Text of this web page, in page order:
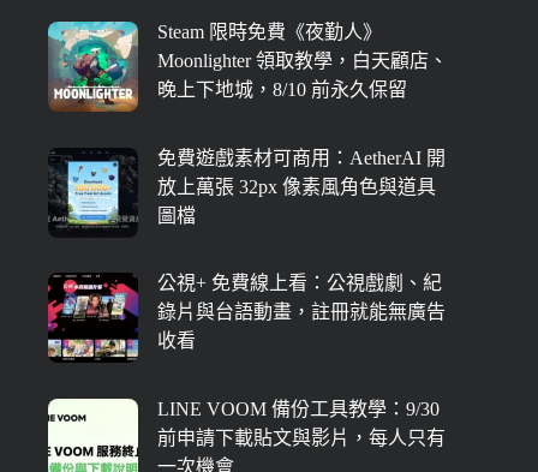
Steam 限時免費《夜勤人》
Moonlighter 領取教學，白天顧店、
晚上下地城，8/10 前永久保留
免費遊戲素材可商用：AetherAI 開
放上萬張 32px 像素風角色與道具
圖檔
公視+ 免費線上看：公視戲劇、紀
錄片與台語動畫，註冊就能無廣告
收看
LINE VOOM 備份工具教學：9/30
前申請下載貼文與影片，每人只有
一次機會